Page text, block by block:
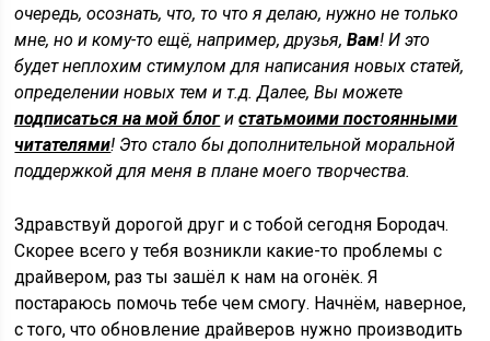
очередь, осознать, что, то что я делаю, нужно не только
мне, но и кому-то ещё, например, друзья,Вам! И это
будет неплохим стимулом для написания новых статей,
определении новых тем и т.д. Далее, Вы можете
подписаться на мой блог истатьмоими постоянными
читателями! Это стало бы дополнительной моральной
поддержкой для меня в плане моего творчества.
Здравствуй дорогой друг и с тобой сегодня Бородач.
Скорее всего у тебя возникли какие-то проблемы с
драйвером, раз ты зашёл к нам на огонёк. Я
постараюсь помочь тебе чем смогу. Начнём, наверное,
с того, что обновление драйверов нужно производить